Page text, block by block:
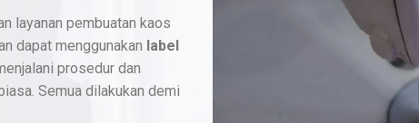
layanan pembuatan kaos
dapat menggunakan label
prosedur dan
Semua dilakukan demi